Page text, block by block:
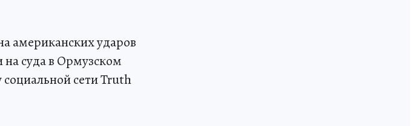
американских ударов
на суда в Ормузском
сети Truth